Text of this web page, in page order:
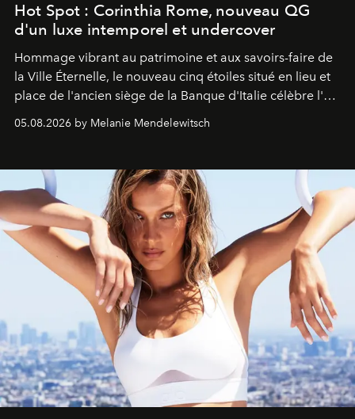
Hot Spot : Corinthia Rome, nouveau QG
d'un luxe intemporel et undercover
Hommage vibrant au patrimoine et aux savoirs-faire de
la Ville Éternelle, le nouveau cinq étoiles situé en lieu et
place de l'ancien siège de la Banque d'Italie célèbre l'art
de vivre Romain dans toute son élégance intemporelle.
05.08.2026 by Melanie Mendelewitsch